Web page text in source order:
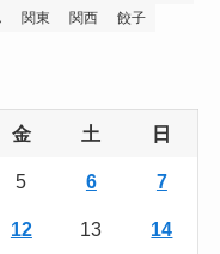
関東 関西 餃子
金 土 日
5 6 7
12 13 14